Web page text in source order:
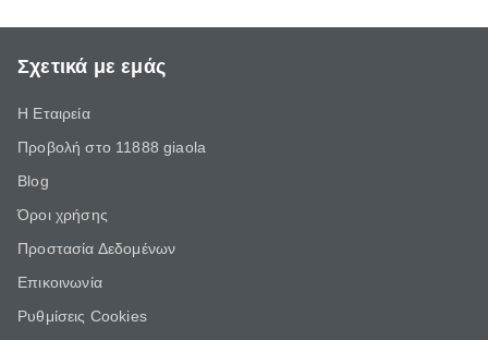
Σχετικά με εμάς
Η Εταιρεία
Προβολή στο 11888 giaola
Blog
Όροι χρήσης
Προστασία Δεδομένων
Επικοινωνία
Ρυθμίσεις Cookies